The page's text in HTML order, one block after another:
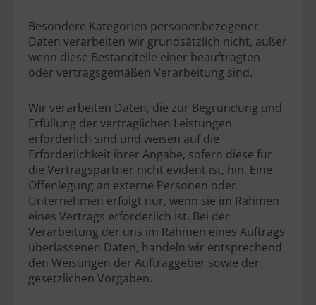
Besondere Kategorien personenbezogener
Daten verarbeiten wir grundsätzlich nicht, außer
wenn diese Bestandteile einer beauftragten
oder vertragsgemäßen Verarbeitung sind.
Wir verarbeiten Daten, die zur Begründung und
Erfüllung der vertraglichen Leistungen
erforderlich sind und weisen auf die
Erforderlichkeit ihrer Angabe, sofern diese für
die Vertragspartner nicht evident ist, hin. Eine
Offenlegung an externe Personen oder
Unternehmen erfolgt nur, wenn sie im Rahmen
eines Vertrags erforderlich ist. Bei der
Verarbeitung der uns im Rahmen eines Auftrags
überlassenen Daten, handeln wir entsprechend
den Weisungen der Auftraggeber sowie der
gesetzlichen Vorgaben.